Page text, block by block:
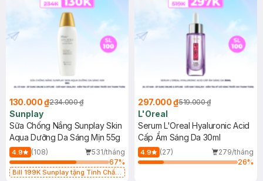
130.000 ₫234.000 ₫
Sunplay
Sữa Chống Nắng Sunplay Skin
Aqua Dưỡng Da Sáng Mịn 55g
4.9 (108)
531/tháng
67%
Bill 199K Sunplay tặng Tinh Chất
297.000 ₫519.000 ₫
L'Oreal
Serum L'Oreal Hyaluronic Acid
Cấp Ẩm Sáng Da 30ml
4.9 (27)
279/tháng
26%